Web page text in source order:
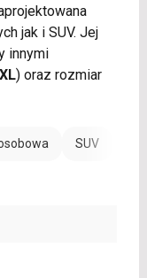
jak i SUV. Jej
innymi
XL) oraz rozmiar
SUV